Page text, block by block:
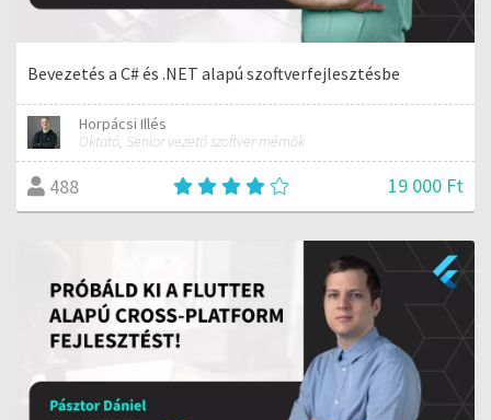
Bevezetés a C# és .NET alapú szoftverfejlesztésbe
Horpácsi Illés
Oktató, Senior vezető szoftver mérnök
488 19 000 Ft